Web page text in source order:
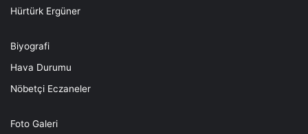
Hürtürk Ergüner
Biyografi
Hava Durumu
Nöbetçi Eczaneler
Foto Galeri